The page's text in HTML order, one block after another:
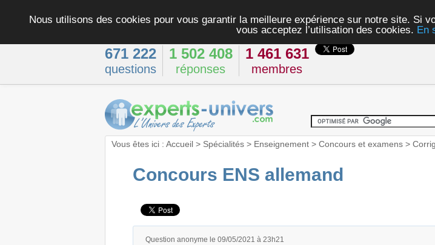
Nous utilisons des cookies pour vous garantir la meilleure expérience sur notre site. Si
vous acceptez l’utilisation des cookies. En
671 222
questions
1 502 408
réponses
1 461 631
membres
Vous êtes ici : Accueil> Spécialités> Enseignement> Concours et examens>
Concours ENS allemand
Question anonyme le 09/05/2021 à 23h21